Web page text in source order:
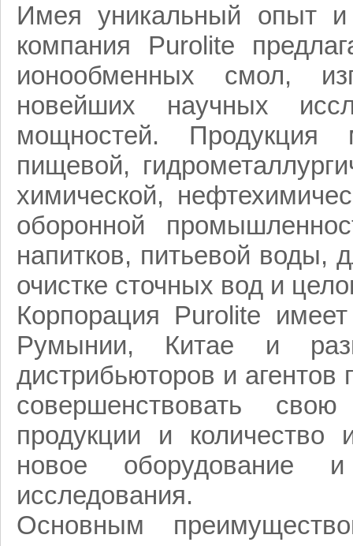
Имея уникальный опыт
компания Purolite
ионообменных смол,
новейших научных
мощностей. Продукция
пищевой,
химической,
оборонной
напитков, питьевой воды,
очистке сточных вод и
Корпорация Purolite
Румынии, Китае и
дистрибьюторов и
совершенствовать
продукции и количество
новое оборудование и
исследования.
Основным